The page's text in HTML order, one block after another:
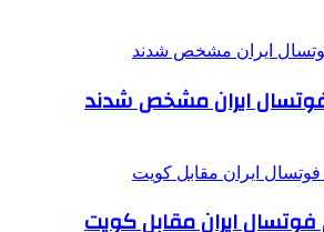
فوتسال ایران مقابل کویت